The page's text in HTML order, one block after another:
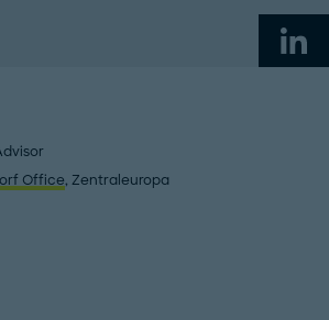
Office, Zentraleuropa